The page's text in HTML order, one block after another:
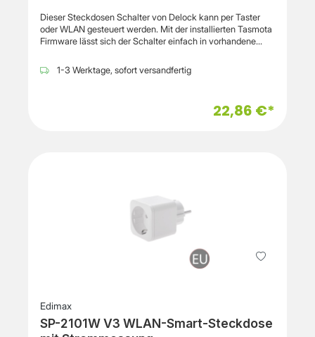
Dieser Steckdosen Schalter von Delock kann per Taster
oder WLAN gesteuert werden. Mit der installierten Tasmota
Firmware lässt sich der Schalter einfach in vorhandene
Hilfe des Webinterfaces kann die Steckdose geschaltet
werden, ohne auf die Cloud oder eine App angewiesen zu
und Kosten bewertet werden, und ungewöhnliche
AssistentAlexaVerschiedenesFarbeWeißNennspannungWec
hselstrom 230 VGestellte Leistung2500 WattAbmessungen
und GewichtBreite5.1 cmTiefe5.1 cmHöhe4.5 cm
1-3 Werktage, sofort versandfertig
22,86 €*
Edimax
SP-2101W V3 WLAN-Smart-Steckdose